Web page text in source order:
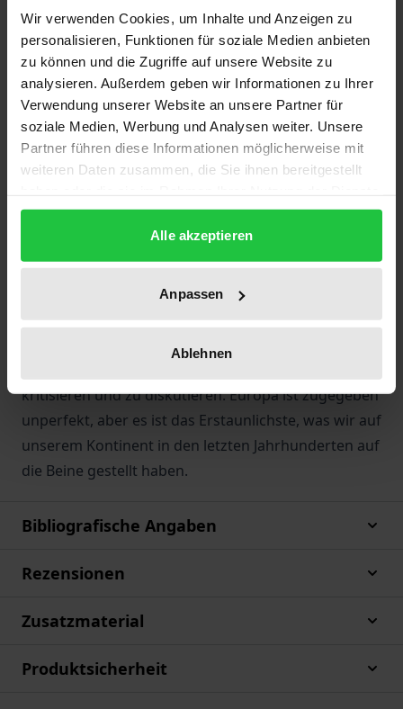
Wir verwenden Cookies, um Inhalte und Anzeigen zu
personalisieren, Funktionen für soziale Medien anbieten
zu können und die Zugriffe auf unsere Website zu
analysieren. Außerdem geben wir Informationen zu Ihrer
Verwendung unserer Website an unsere Partner für
soziale Medien, Werbung und Analysen weiter. Unsere
Partner führen diese Informationen möglicherweise mit
weiteren Daten zusammen, die Sie ihnen bereitgestellt
gesammelt haben.
Alle akzeptieren
Anpassen
Ablehnen
zahlreichen Krisen, die Europa gemeistert – oder
noch vor sich – hat? In seiner 3., überarbeiteten und
aktualisierten Auflage erklärt das Buch, wie unser
neues Europa funktioniert, welche ungeahnten
Freiheiten und Chancen es uns bietet – und warum
es mitunter nicht funktioniert. Anschaulich
analysiert der Autor das gesamte Spektrum
for Future bis hin zur Diskussion um „Corona-
Bonds“.
Europa ist kein Elite-Projekt. Dieses bewährte, leicht
lesbare Taschenlexikon lädt Einsteiger wie Europa-
kritisieren und zu diskutieren. Europa ist zugegeben
unperfekt, aber es ist das Erstaunlichste, was wir auf
unserem Kontinent in den letzten Jahrhunderten auf
die Beine gestellt haben.
Bibliografische Angaben
Rezensionen
Zusatzmaterial
Produktsicherheit